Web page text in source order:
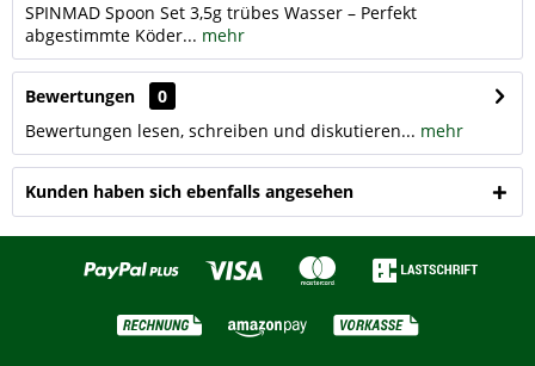
SPINMAD Spoon Set 3,5g trübes Wasser – Perfekt
abgestimmte Köder... mehr
Bewertungen
0
Bewertungen lesen, schreiben und diskutieren... mehr
Kunden haben sich ebenfalls angesehen